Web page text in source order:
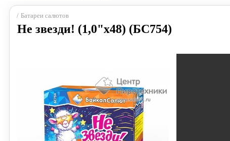
Батареи салютов
Не звезди! (1,0"х48) (БС754)